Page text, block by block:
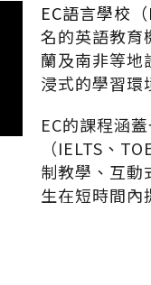
EC語言學校
名的英語教育
蘭及南非等地
浸式的學習環
EC的課程涵
（IELTS、
制教學、互動
生在短時間內